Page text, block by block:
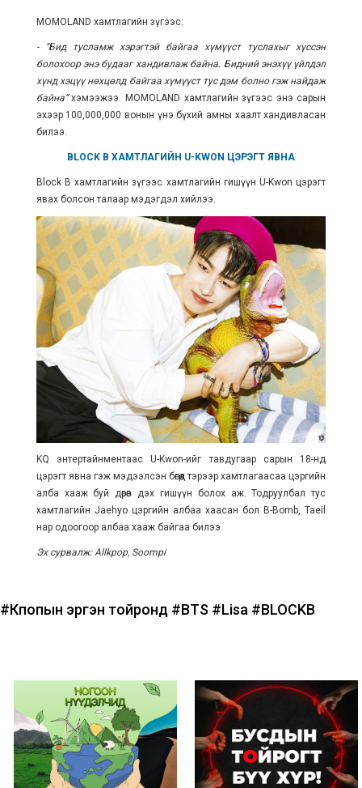
MOMOLAND хамтлагийн зүгээс:
- “Бид тусламж хэрэгтэй байгаа хүмүүст туслахыг хүссэн
болохоор энэ будааг хандивлаж байна. Бидний энэхүү үйлдэл
хүнд хэцүү нөхцөлд байгаа хүмүүст тус дэм болно гэж найдаж
байна”хэмээжээ. MOMOLAND хамтлагийн зүгээс энэ сарын
эхээр 100,000,000 вонын үнэ бүхий амны хаалт хандивласан
билээ.
BLOCK B ХАМТЛАГИЙН U-KWON ЦЭРЭГТ ЯВНА
Block B хамтлагийн зүгээс хамтлагийн гишүүн U-Kwon цэрэгт
явах болсон талаар мэдэгдэл хийлээ.
KQ энтертайнментаас U-Kwon-ийг тавдугаар сарын 18-нд
цэрэгт явна гэж мэдээлсэн бөгөөд тэрээр хамтлагаасаа цэргийн
алба хааж буй дөрөв дэх гишүүн болох аж. Тодруулбал тус
хамтлагийн Jaehyo цэргийн албаа хаасан бол B-Bomb, Taeil
нар одоогоор албаа хааж байгаа билээ.
Эх сурвалж: Allkpop, Soompi
#Кпопын эргэн тойронд #BTS #Lisa #BLOCKB